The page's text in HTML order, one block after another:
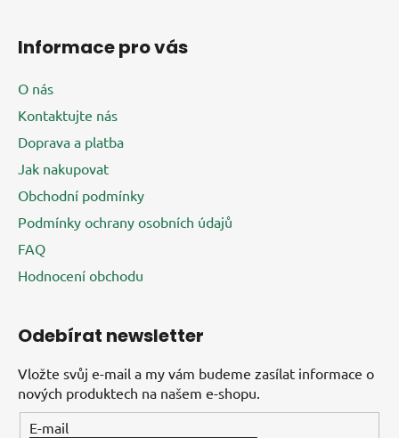
Informace pro vás
O nás
Kontaktujte nás
Doprava a platba
Jak nakupovat
Obchodní podmínky
Podmínky ochrany osobních údajů
FAQ
Hodnocení obchodu
Odebírat newsletter
Vložte svůj e-mail a my vám budeme zasílat informace o
nových produktech na našem e-shopu.
E-mail